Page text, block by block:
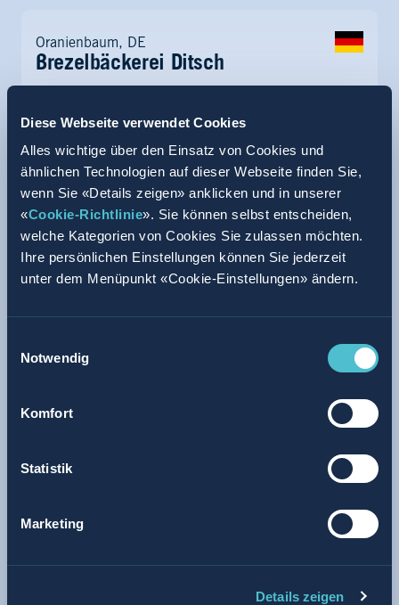
Diese Webseite verwendet Cookies
Alles wichtige über den Einsatz von Cookies und
ähnlichen Technologien auf dieser Webseite finden Sie,
wenn Sie «Details zeigen» anklicken und in unserer
«Cookie-Richtlinie». Sie können selbst entscheiden,
welche Kategorien von Cookies Sie zulassen möchten.
Ihre persönlichen Einstellungen können Sie jederzeit
unter dem Menüpunkt «Cookie-Einstellungen» ändern.
Notwendig
Komfort
Statistik
Marketing
Details zeigen
Oranienbaum, DE
Brezelbäckerei Ditsch
6785 Oranienbaum-Wörlitz
+49 34 904 42 90
Routenplaner
Geschäftsführung Sebastian Gooding
Brezelbäckerei Ditsch
55129 Mainz
+49 61 319 95 70